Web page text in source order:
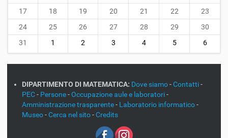
8
17
18 19 20 21 22
23
24
25 26 27 28 29
30
31
1 2 3 4 5 6
DIPARTIMENTO DI MATEMATICA: Dove siamo-Contatti-
PEC- Persone-Occupazione aule e laboratori-
Amministrazione trasparente- Laboratorio informatico-
Museo-Cerca nel sito-Credits